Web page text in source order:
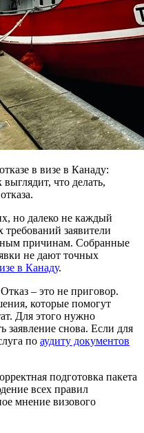
в визе в Канаду:
что делать,
но далеко не каждый
заявители
причинам. Собранные
не дают точных
в Канаду.
– это не приговор.
которые помогут
Для этого нужно
заявление снова. Если для
по аудиту документов
подготовка пакета
всех правил
мнение визового